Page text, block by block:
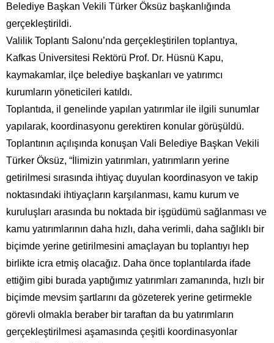
Belediye Başkan Vekili Türker Öksüz başkanlığında
gerçekleştirildi.
Valilik Toplantı Salonu’nda gerçekleştirilen toplantıya,
Kafkas Üniversitesi Rektörü Prof. Dr. Hüsnü Kapu,
kaymakamlar, ilçe belediye başkanları ve yatırımcı
kurumların yöneticileri katıldı.
Toplantıda, il genelinde yapılan yatırımlar ile ilgili sunumlar
yapılarak, koordinasyonu gerektiren konular görüşüldü.
Toplantının açılışında konuşan Vali Belediye Başkan Vekili
Türker Öksüz, “İlimizin yatırımları, yatırımların yerine
getirilmesi sırasında ihtiyaç duyulan koordinasyon ve takip
noktasındaki ihtiyaçların karşılanması, kamu kurum ve
kuruluşları arasında bu noktada bir işgüdümü sağlanması ve
kamu yatırımlarının daha hızlı, daha verimli, daha sağlıklı bir
biçimde yerine getirilmesini amaçlayan bu toplantıyı hep
birlikte icra etmiş olacağız. Daha önce toplantılarda ifade
ettiğim gibi burada yaptığımız yatırımları zamanında, hızlı bir
biçimde mevsim şartlarını da gözeterek yerine getirmekle
görevli olmakla beraber bir taraftan da bu yatırımların
gerçekleştirilmesi aşamasında çeşitli koordinasyonlar